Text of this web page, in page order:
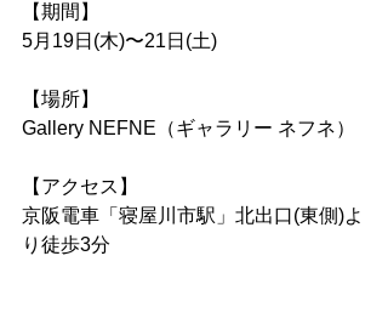
【期間】
5月19日(木)〜21日(土)
【場所】
Gallery NEFNE（ギャラリー ネフネ）
【アクセス】
京阪電車「寝屋川市駅」北出口(東側)よ
り徒歩3分